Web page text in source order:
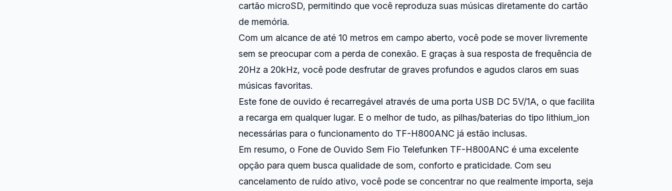
cartão microSD, permitindo que você reproduza suas músicas diretamente do cartão
de memória.
Com um alcance de até 10 metros em campo aberto, você pode se mover livremente
sem se preocupar com a perda de conexão. E graças à sua resposta de frequência de
20Hz a 20kHz, você pode desfrutar de graves profundos e agudos claros em suas
músicas favoritas.
Este fone de ouvido é recarregável através de uma porta USB DC 5V/1A, o que facilita
a recarga em qualquer lugar. E o melhor de tudo, as pilhas/baterias do tipo lithium_ion
necessárias para o funcionamento do TF-H800ANC já estão inclusas.
Em resumo, o Fone de Ouvido Sem Fio Telefunken TF-H800ANC é uma excelente
opção para quem busca qualidade de som, conforto e praticidade. Com seu
cancelamento de ruído ativo, você pode se concentrar no que realmente importa, seja